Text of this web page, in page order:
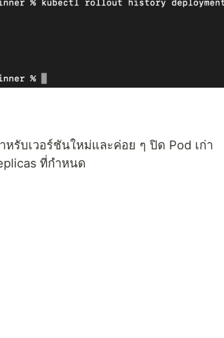
รับเวอร์ชันใหม่และค่อย ๆ ปิด Pod เก่า
ที่กำหนด